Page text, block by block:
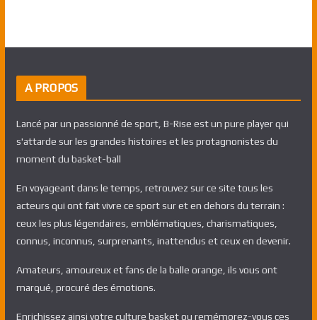
A PROPOS
Lancé par un passionné de sport, B-Rise est un pure player qui
s'attarde sur les grandes histoires et les protagnonistes du
moment du basket-ball
En voyageant dans le temps, retrouvez sur ce site tous les
acteurs qui ont fait vivre ce sport sur et en dehors du terrain :
ceux les plus légendaires, emblématiques, charismatiques,
connus, inconnus, surprenants, inattendus et ceux en devenir.
Amateurs, amoureux et fans de la balle orange, ils vous ont
marqué, procuré des émotions.
Enrichissez ainsi votre culture basket ou remémorez-vous ces